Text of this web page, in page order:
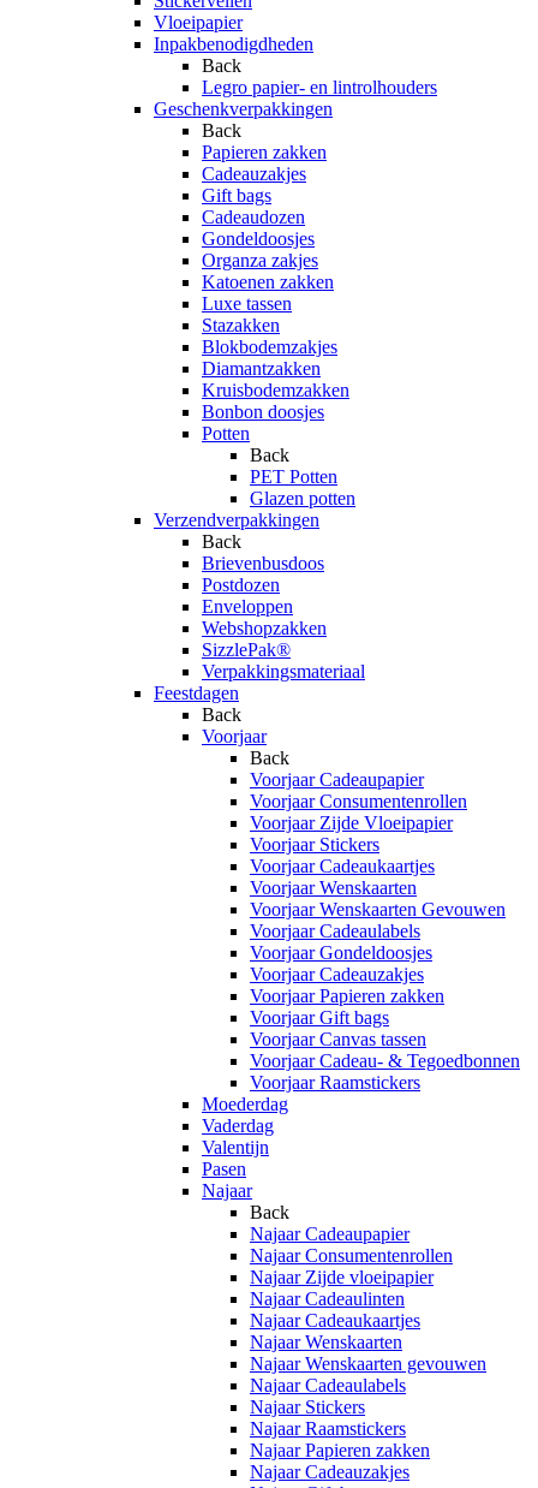
Vloeipapier
Inpakbenodigdheden
Back
Legro papier- en lintrolhouders
Geschenkverpakkingen
Back
Papieren zakken
Cadeauzakjes
Gift bags
Cadeaudozen
Gondeldoosjes
Organza zakjes
Katoenen zakken
Luxe tassen
Stazakken
Blokbodemzakjes
Diamantzakken
Kruisbodemzakken
Bonbon doosjes
Potten
Back
PET Potten
Glazen potten
Verzendverpakkingen
Back
Brievenbusdoos
Postdozen
Enveloppen
Webshopzakken
SizzlePak®
Verpakkingsmateriaal
Feestdagen
Back
Voorjaar
Back
Voorjaar Cadeaupapier
Voorjaar Consumentenrollen
Voorjaar Zijde Vloeipapier
Voorjaar Stickers
Voorjaar Cadeaukaartjes
Voorjaar Wenskaarten
Voorjaar Wenskaarten Gevouwen
Voorjaar Cadeaulabels
Voorjaar Gondeldoosjes
Voorjaar Cadeauzakjes
Voorjaar Papieren zakken
Voorjaar Gift bags
Voorjaar Canvas tassen
Voorjaar Cadeau- & Tegoedbonnen
Voorjaar Raamstickers
Moederdag
Vaderdag
Valentijn
Pasen
Najaar
Back
Najaar Cadeaupapier
Najaar Consumentenrollen
Najaar Zijde vloeipapier
Najaar Cadeaulinten
Najaar Cadeaukaartjes
Najaar Wenskaarten
Najaar Wenskaarten gevouwen
Najaar Cadeaulabels
Najaar Stickers
Najaar Raamstickers
Najaar Papieren zakken
Najaar Cadeauzakjes